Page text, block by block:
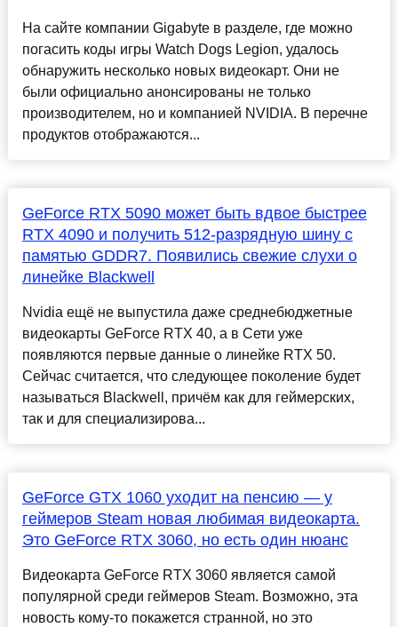
На сайте компании Gigabyte в разделе, где можно
погасить коды игры Watch Dogs Legion, удалось
обнаружить несколько новых видеокарт. Они не
были официально анонсированы не только
производителем, но и компанией NVIDIA. В перечне
продуктов отображаются...
GeForce RTX 5090 может быть вдвое быстрее
RTX 4090 и получить 512-разрядную шину с
памятью GDDR7. Появились свежие слухи о
линейке Blackwell
Nvidia ещё не выпустила даже среднебюджетные
видеокарты GeForce RTX 40, а в Сети уже
появляются первые данные о линейке RTX 50.
Сейчас считается, что следующее поколение будет
называться Blackwell, причём как для геймерских,
так и для специализирова...
GeForce GTX 1060 уходит на пенсию — у
геймеров Steam новая любимая видеокарта.
Это GeForce RTX 3060, но есть один нюанс
Видеокарта GeForce RTX 3060 является самой
популярной среди геймеров Steam. Возможно, эта
новость кому-то покажется странной, но это